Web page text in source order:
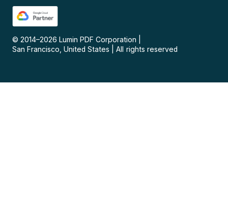
© 2014–2026 Lumin PDF Corporation
San Francisco, United States
All rights reserved